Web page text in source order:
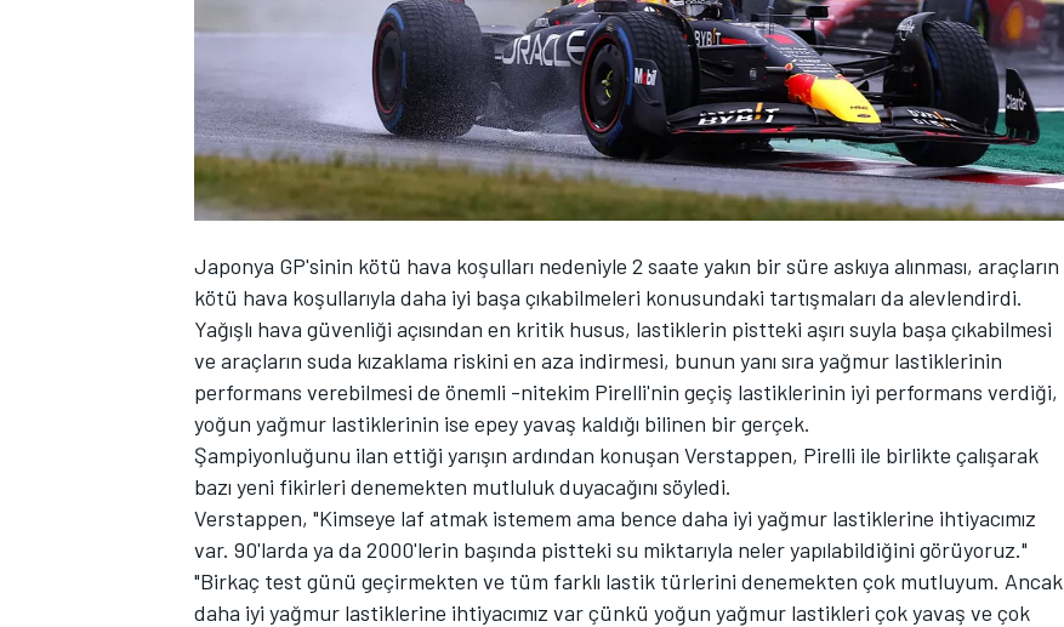
WRC
TÜRK SPORCULAR
Japonya GP'sinin kötü hava koşulları nedeniyle 2 saate yakın bir süre askıya alınması, araçların
kötü hava koşullarıyla daha iyi başa çıkabilmeleri konusundaki tartışmaları da alevlendirdi.
Yağışlı hava güvenliği açısından en kritik husus, lastiklerin pistteki aşırı suyla başa çıkabilmesi
ve araçların suda kızaklama riskini en aza indirmesi, bunun yanı sıra yağmur lastiklerinin
performans verebilmesi de önemli -nitekim Pirelli'nin geçiş lastiklerinin iyi performans verdiği,
yoğun yağmur lastiklerinin ise epey yavaş kaldığı bilinen bir gerçek.
Şampiyonluğunu ilan ettiği yarışın ardından konuşan Verstappen, Pirelli ile birlikte çalışarak
bazı yeni fikirleri denemekten mutluluk duyacağını söyledi.
Verstappen, "Kimseye laf atmak istemem ama bence daha iyi yağmur lastiklerine ihtiyacımız
var. 90'larda ya da 2000'lerin başında pistteki su miktarıyla neler yapılabildiğini görüyoruz."
"Birkaç test günü geçirmekten ve tüm farklı lastik türlerini denemekten çok mutluyum. Ancak
daha iyi yağmur lastiklerine ihtiyacımız var çünkü yoğun yağmur lastikleri çok yavaş ve çok